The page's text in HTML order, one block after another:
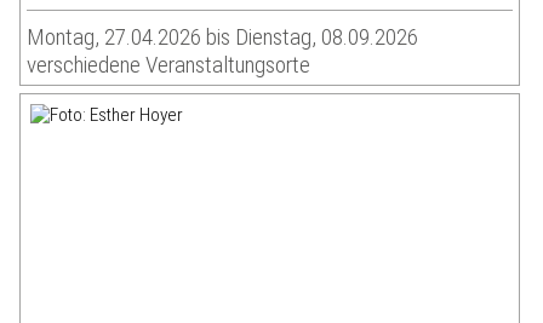
Montag, 27.04.2026 bis Dienstag, 08.09.2026
verschiedene Veranstaltungsorte